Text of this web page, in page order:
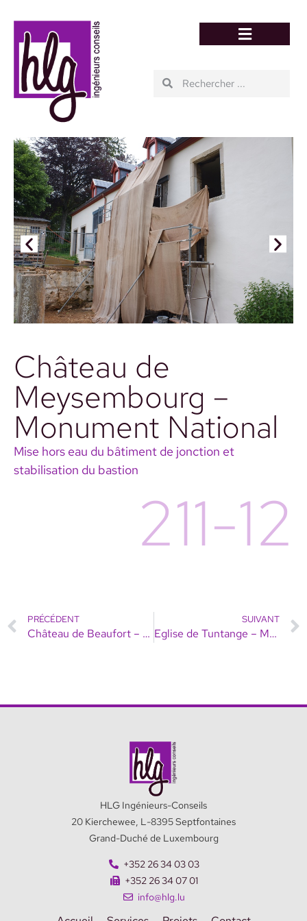
Château de
Meysembourg –
Monument National
Mise hors eau du bâtiment de jonction et
stabilisation du bastion
211-12
PRÉCÉDENT
Château de Beaufort – Aile renaissance nord
SUIVANT
Eglise de Tuntange – Monument National
HLG Ingénieurs-Conseils
20 Kierchewee, L-8395 Septfontaines
Grand-Duché de Luxembourg
+352 26 34 03 03
+352 26 34 07 01
info@hlg.lu